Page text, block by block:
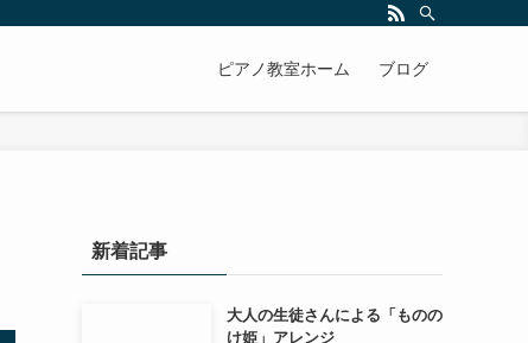
ピアノ教室ホーム ブログ
新着記事
大人の生徒さんによる「ものの
け姫」アレンジ